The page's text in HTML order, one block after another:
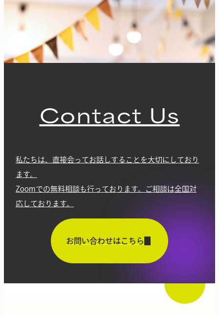
Contact Us
私たちは、直接会ってお話しすることを大切にしており
ます。
Zoomでの無料相談も行っております。ご相談は全国対
応しております。
お問い合わせはこちら